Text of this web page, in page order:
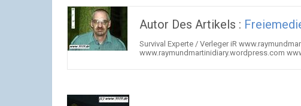
Autor Des Artikels :
Survival Experte / Verleger iR
www.raymundmartinidiary.wordpress.com